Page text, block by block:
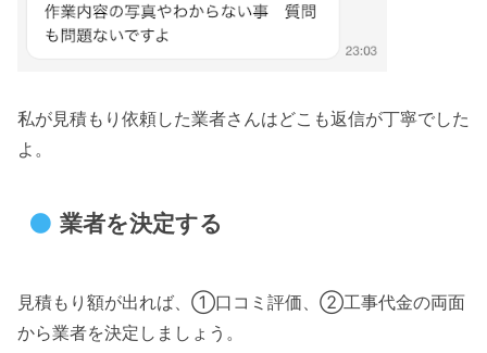
私が見積もり依頼した業者さんはどこも返信が丁寧でした
よ。
業者を決定する
見積もり額が出れば、①口コミ評価、②工事代金の両面
から業者を決定しましょう。